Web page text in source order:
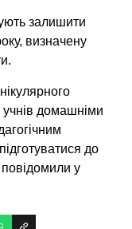
залишити
визначену
домашніми
до
у